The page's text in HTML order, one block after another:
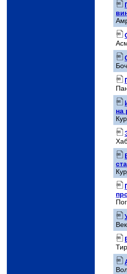
на